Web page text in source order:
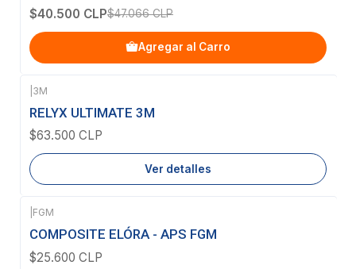
$40.500 CLP$47.066 CLP
Agregar al Carro
Agotado
3M
RELYX ULTIMATE 3M
$63.500 CLP
Ver detalles
FGM
COMPOSITE ELÓRA - APS FGM
$25.600 CLP